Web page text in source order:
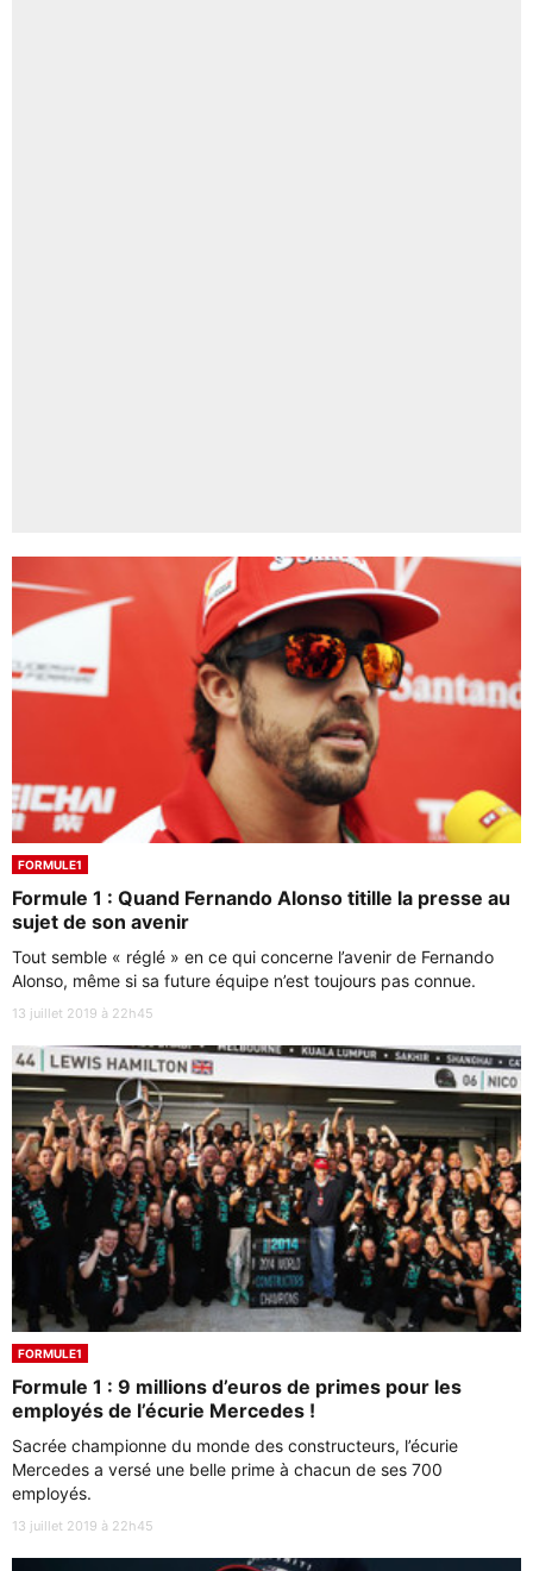
FORMULE1
Formule 1 : Quand Fernando Alonso titille la presse au
sujet de son avenir
Tout semble « réglé » en ce qui concerne l’avenir de Fernando
Alonso, même si sa future équipe n’est toujours pas connue.
13 juillet 2019 à 22h45
FORMULE1
Formule 1 : 9 millions d’euros de primes pour les
employés de l’écurie Mercedes !
Sacrée championne du monde des constructeurs, l’écurie
Mercedes a versé une belle prime à chacun de ses 700
employés.
13 juillet 2019 à 22h45